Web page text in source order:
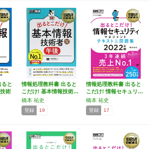
と
術
情報処理教科書 出ると
こだけ! 基本情報技術…
橋本 祐史
登録 19
情報処理教科書 出ると
こだけ! 情報セキュリ…
橋本 祐史
登録 17